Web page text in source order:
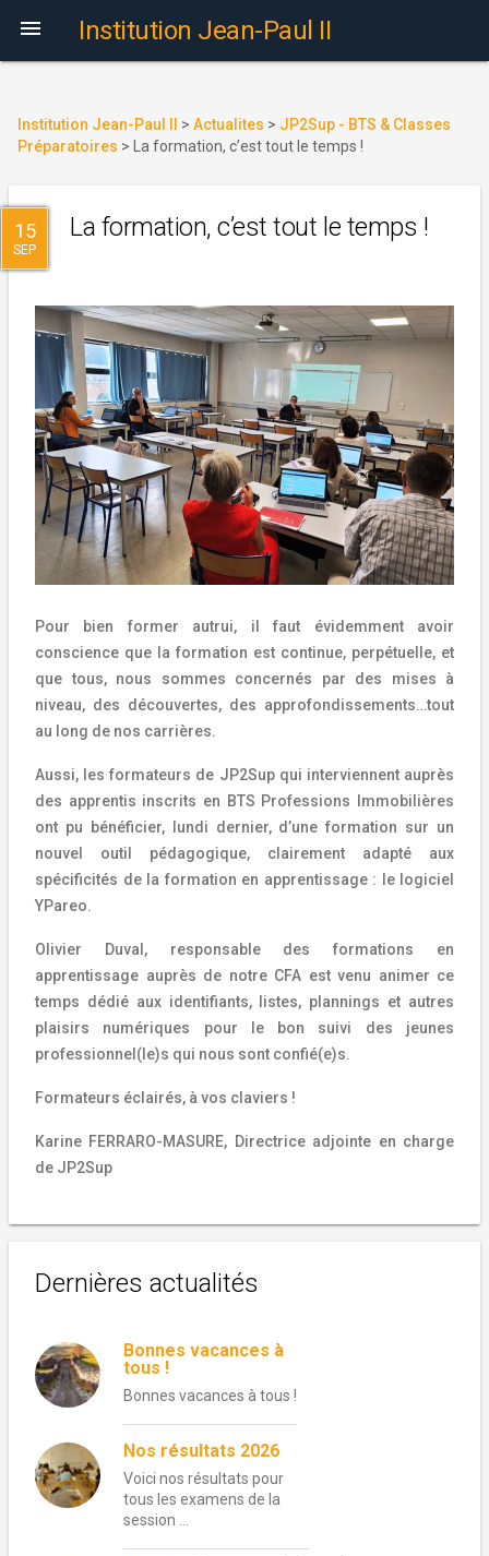
 Institution Jean-Paul II
Institution Jean-Paul II > Actualites > JP2Sup - BTS & Classes
Préparatoires > La formation, c’est tout le temps !
15
SEP
La formation, c’est tout le temps !
Pour bien former autrui, il faut évidemment avoir
conscience que la formation est continue, perpétuelle, et
que tous, nous sommes concernés par des mises à
niveau, des découvertes, des approfondissements…tout
au long de nos carrières.
Aussi, les formateurs de JP2Sup qui interviennent auprès
des apprentis inscrits en BTS Professions Immobilières
ont pu bénéficier, lundi dernier, d’une formation sur un
nouvel outil pédagogique, clairement adapté aux
spécificités de la formation en apprentissage : le logiciel
YPareo.
Olivier Duval, responsable des formations en
apprentissage auprès de notre CFA est venu animer ce
temps dédié aux identifiants, listes, plannings et autres
plaisirs numériques pour le bon suivi des jeunes
professionnel(le)s qui nous sont confié(e)s.
Formateurs éclairés, à vos claviers !
Karine FERRARO-MASURE, Directrice adjointe en charge
de JP2Sup
Dernières actualités
Bonnes vacances à
tous !
Bonnes vacances à tous !
Nos résultats 2026
Voici nos résultats pour
tous les examens de la
session …